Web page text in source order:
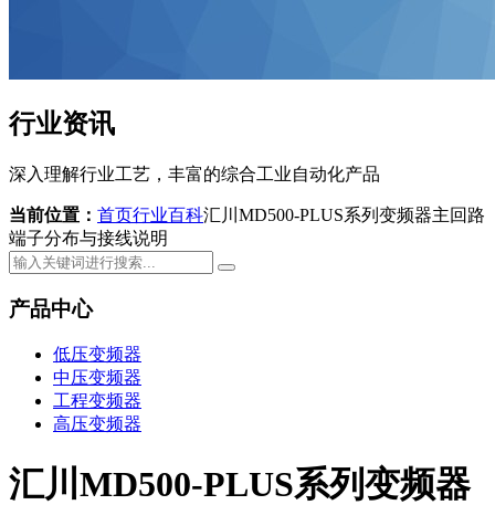
行业资讯
深入理解行业工艺，丰富的综合工业自动化产品
当前位置： 首页行业百科汇川MD500-PLUS系列变频器主回路
端子分布与接线说明
产品中心
低压变频器
中压变频器
工程变频器
高压变频器
汇川MD500-PLUS系列变频器